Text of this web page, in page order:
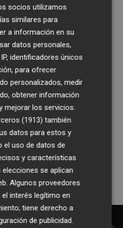
el incendio
Serrano o Juan Evaristo Valls
programación de agosto de
actualidad de
en tu correo
suscribirme
socios utilizamos
similares para
a información en su
datos personales,
identificadores únicos
para ofrecer
personalizados, medir
obtener información
mejorar los servicios.
(1913) también
datos para estos y
el uso de datos de
y características
se aplican
Algunos proveedores
interés legítimo en
tiene derecho a
de publicidad.